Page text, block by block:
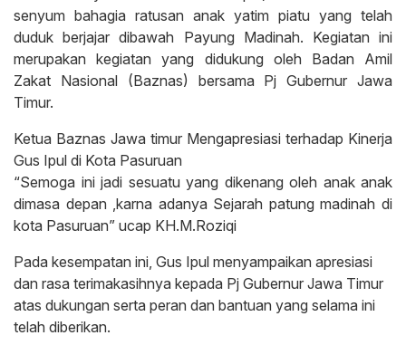
senyum bahagia ratusan anak yatim piatu yang telah
duduk berjajar dibawah Payung Madinah. Kegiatan ini
merupakan kegiatan yang didukung oleh Badan Amil
Zakat Nasional (Baznas) bersama Pj Gubernur Jawa
Timur.
Ketua Baznas Jawa timur Mengapresiasi terhadap Kinerja
Gus Ipul di Kota Pasuruan
“Semoga ini jadi sesuatu yang dikenang oleh anak anak
dimasa depan ,karna adanya Sejarah patung madinah di
kota Pasuruan” ucap KH.M.Roziqi
Pada kesempatan ini, Gus Ipul menyampaikan apresiasi
dan rasa terimakasihnya kepada Pj Gubernur Jawa Timur
atas dukungan serta peran dan bantuan yang selama ini
telah diberikan.